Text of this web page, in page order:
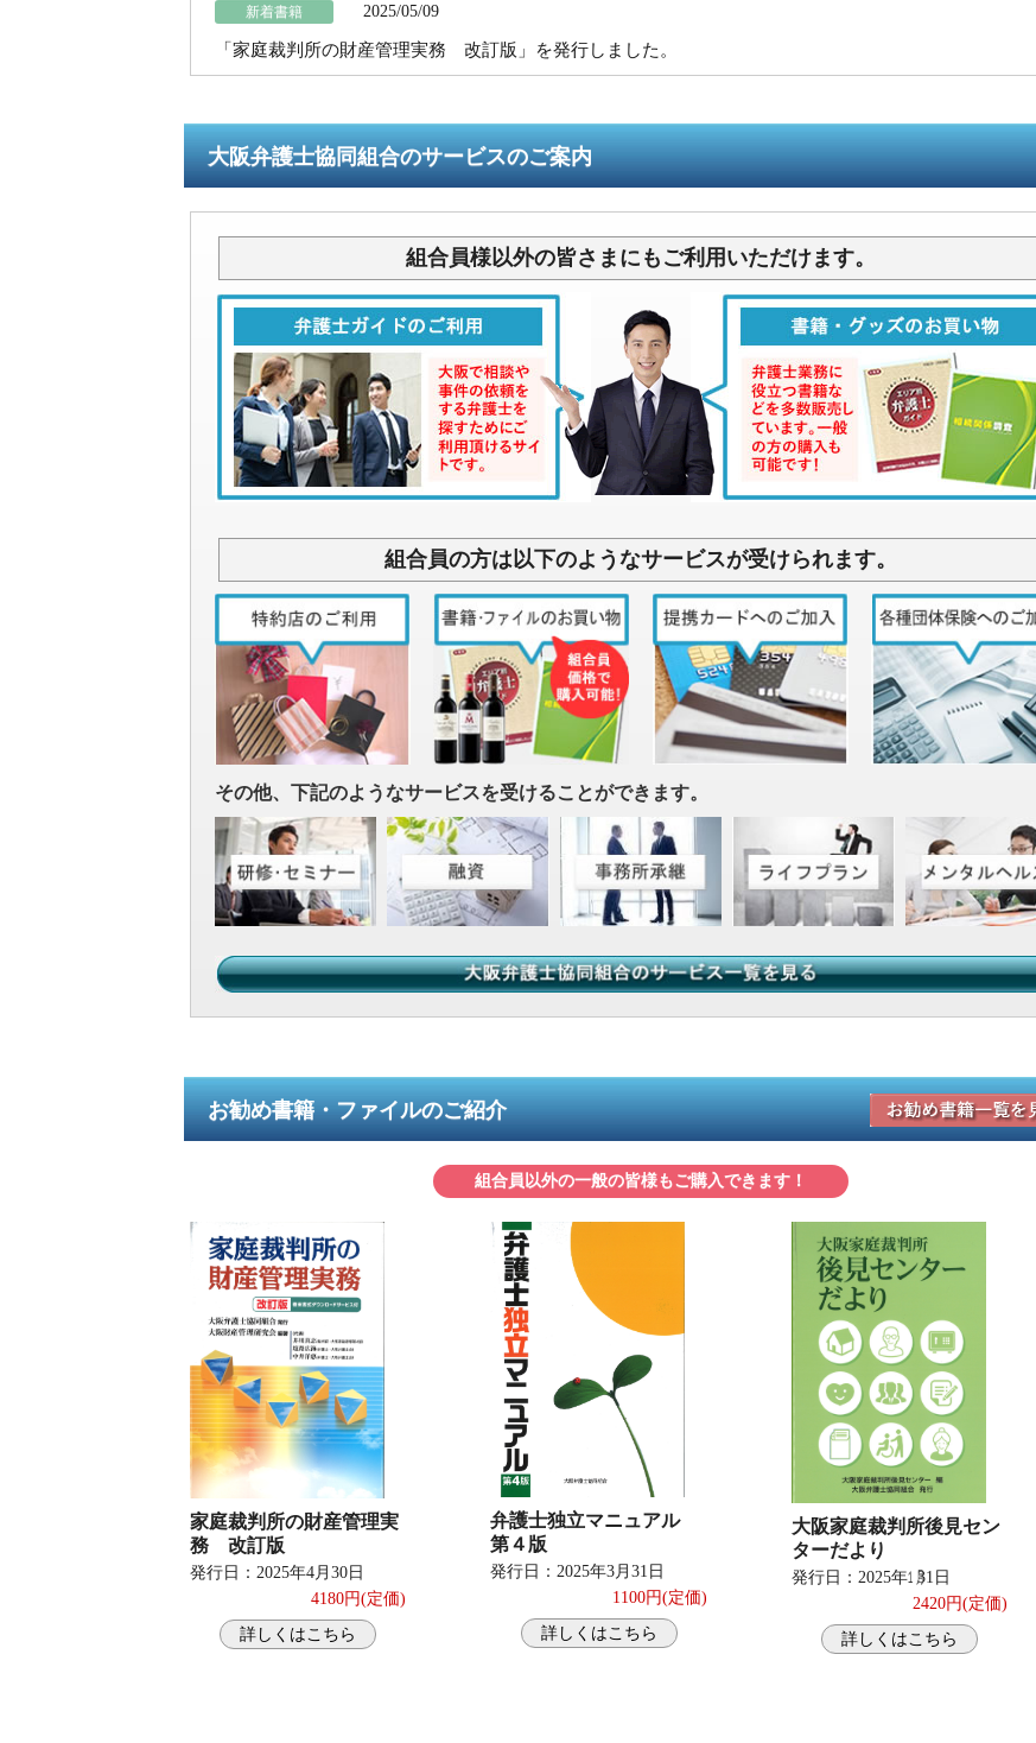
新着書籍 2025/05/09
「家庭裁判所の財産管理実務 改訂版」を発行しました。
大阪弁護士協同組合のサービスのご案内
組合員様以外の皆さまにもご利用いただけます。
組合員の方は以下のようなサービスが受けられます。
その他、下記のようなサービスを受けることができます。
お勧め書籍・ファイルのご紹介
組合員以外の一般の皆様もご購入できます！
家庭裁判所の財産管理実
務 改訂版
発行日：2025年4月30日
4180円(定価)
詳しくはこちら
弁護士独立マニュアル
第４版
発行日：2025年3月31日
1100円(定価)
詳しくはこちら
大阪家庭裁判所後見セン
ターだより
発行日：2025年㋀31日
2420円(定価)
詳しくはこちら